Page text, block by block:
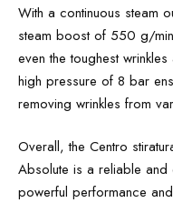
With a continuous steam
steam boost of 550 g/
even the toughest
high pressure of 8 bar
removing wrinkles from
Overall, the Centro
Absolute is a reliable and
powerful performance